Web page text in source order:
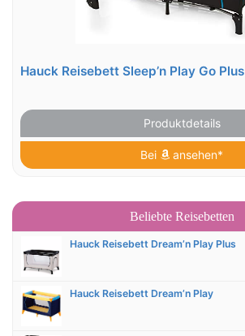
Hauck Reisebett Sleep’n Play Go Plus
Produktdetails
Bei ansehen*
Beliebte Reisebetten
Hauck Reisebett Dream’n Play Plus
Hauck Reisebett Dream’n Play